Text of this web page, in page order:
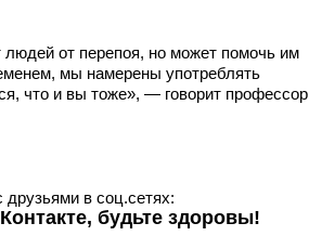
людей от перепоя, но может помочь им
мы намерены употреблять
что и вы тоже», — говорит профессор
в соц.сетях:
будьте здоровы!